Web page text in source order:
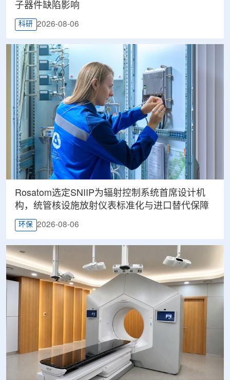
子器件缺陷影响
科研 2026-08-06
Rosatom选定SNIIP为辐射控制系统首席设计机
构，统管核设施放射仪表标准化与进口替代保障
环保 2026-08-06